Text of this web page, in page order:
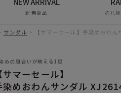
新着商品 売れ
サンダル 【サマーセール】手染めおわ
めの風合いが映える1足
マーセール】
染めおわんサンダル
手染め
甲高・幅広
軽量
屈曲性